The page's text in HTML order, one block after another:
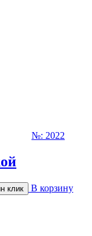
№: 2022
клик В корзину